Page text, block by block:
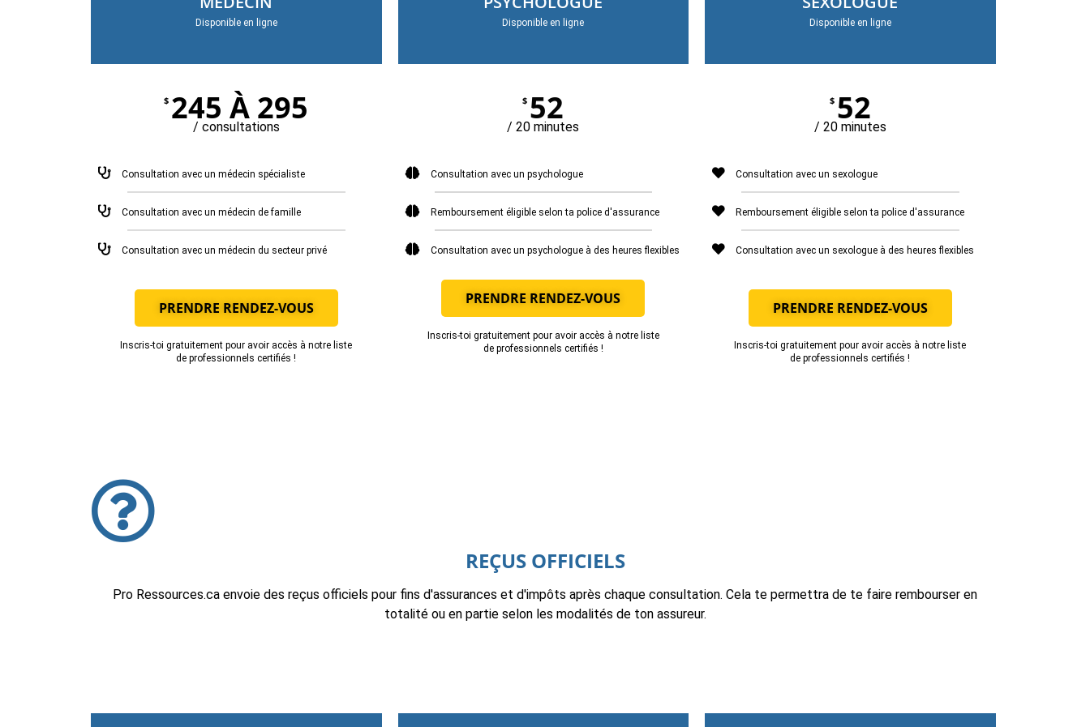
Disponible en ligne
$ 245 À 295
/ consultations
Consultation avec un médecin spécialiste
Consultation avec un médecin de famille
Consultation avec un médecin du secteur privé
PRENDRE RENDEZ-VOUS
Inscris-toi gratuitement pour avoir accès à notre liste
de professionnels certifiés !
Disponible en ligne
$ 52
/ 20 minutes
Consultation avec un psychologue
Remboursement éligible selon ta police d'assurance
Consultation avec un psychologue à des heures flexibles
PRENDRE RENDEZ-VOUS
Inscris-toi gratuitement pour avoir accès à notre liste
de professionnels certifiés !
Disponible en ligne
$ 52
/ 20 minutes
Consultation avec un sexologue
Remboursement éligible selon ta police d'assurance
Consultation avec un sexologue à des heures flexibles
PRENDRE RENDEZ-VOUS
Inscris-toi gratuitement pour avoir accès à notre liste
de professionnels certifiés !
REÇUS OFFICIELS
Pro Ressources.ca envoie des reçus officiels pour fins d'assurances et d'impôts après chaque consultation. Cela te permettra de te faire rembourser en
totalité ou en partie selon les modalités de ton assureur.